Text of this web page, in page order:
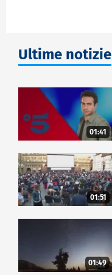
Ultime notizie
01:41
01:51
01:49